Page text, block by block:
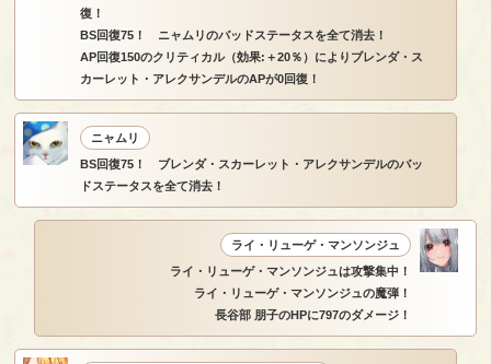
復！
BS回復75！ ニャムリのバッドステータスを全て消去！
AP回復150のクリティカル（効果:＋20％）によりブレンダ・ス
カーレット・アレクサンデルのAPが0回復！
ニャムリ
BS回復75！ ブレンダ・スカーレット・アレクサンデルのバッ
ドステータスを全て消去！
ライ・リューゲ・マンソンジュ
ライ・リューゲ・マンソンジュは攻撃集中！
ライ・リューゲ・マンソンジュの魔弾！
長谷部 朋子のHPに797のダメージ！